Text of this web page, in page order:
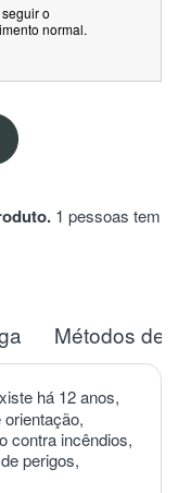
o
normal.
1 pessoas tem
Métodos de
há 12 anos,
contra incêndios,
perigos,